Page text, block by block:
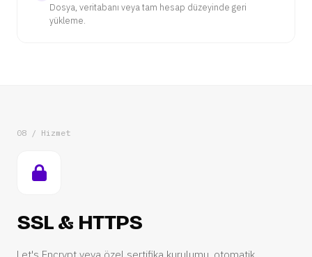
Dosya, veritabanı veya tam hesap düzeyinde geri
yükleme.
08 / Hizmet
SSL & HTTPS
Let's Encrypt veya özel sertifika kurulumu, otomatik